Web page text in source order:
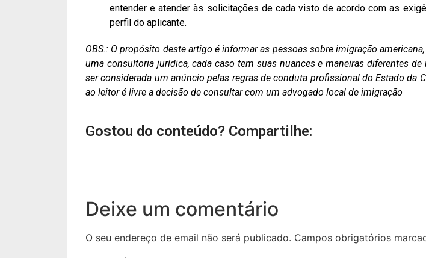
entender e atender às solicitações de cada visto de acordo com as
perfil do aplicante.
OBS.: O propósito deste artigo é informar as pessoas sobre imigração
uma consultoria jurídica, cada caso tem suas nuances e maneiras diferentes de
ser considerada um anúncio pelas regras de conduta profissional do Estado da
ao leitor é livre a decisão de consultar com um advogado local de imigração
Gostou do conteúdo? Compartilhe:
Deixe um comentário
O seu endereço de email não será publicado. Campos obrigatórios